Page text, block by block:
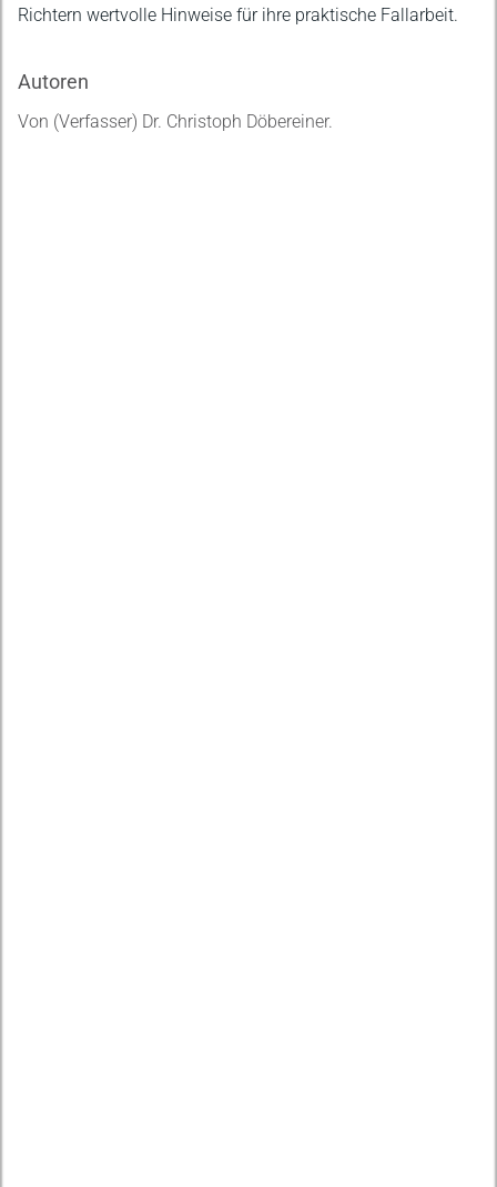
Richtern wertvolle Hinweise für ihre praktische Fallarbeit.
Autoren
Von (Verfasser) Dr. Christoph Döbereiner.